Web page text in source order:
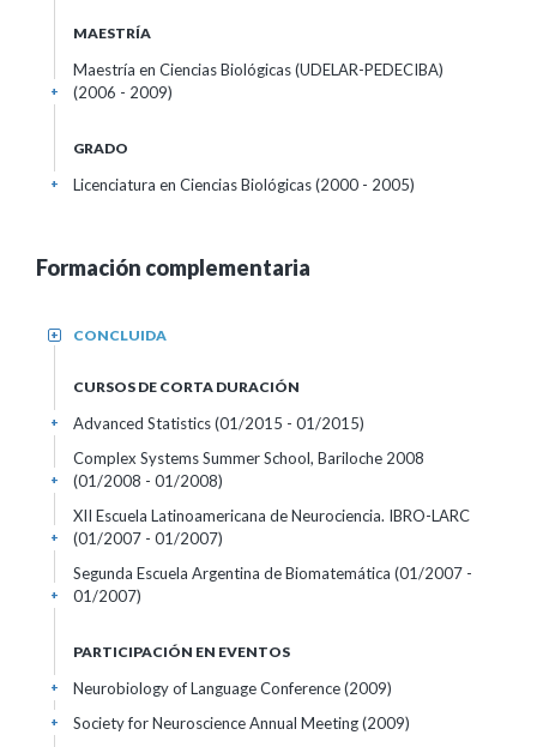
MAESTRÍA
Maestría en Ciencias Biológicas (UDELAR-PEDECIBA)
(2006 - 2009)
+
GRADO
Licenciatura en Ciencias Biológicas (2000 - 2005)
+
Formación complementaria
CONCLUIDA
+
CURSOS DE CORTA DURACIÓN
Advanced Statistics(01/2015 - 01/2015)
+
Complex Systems Summer School, Bariloche 2008
(01/2008 - 01/2008)
+
XII Escuela Latinoamericana de Neurociencia. IBRO-LARC
(01/2007 - 01/2007)
+
Segunda Escuela Argentina de Biomatemática (01/2007 -
01/2007)
+
PARTICIPACIÓN EN EVENTOS
Neurobiology of Language Conference(2009)
+
Society for Neuroscience Annual Meeting(2009)
+